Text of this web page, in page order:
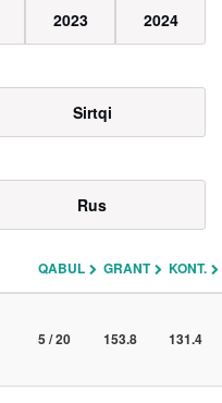
2023 2024
Sirtqi
Rus
QABUL GRANT KONT.
5 / 20 153.8 131.4